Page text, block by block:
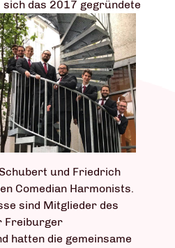
sich das 2017 gegründete
und Friedrich
Comedian Harmonists.
sind Mitglieder des
Freiburger
hatten die gemeinsame